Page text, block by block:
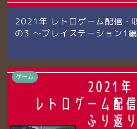
2021年 レトロゲーム配信・
の3 〜プレイステーション1
ゲーム